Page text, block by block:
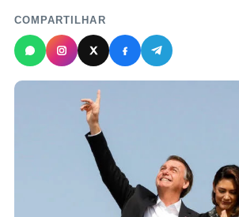
COMPARTILHAR